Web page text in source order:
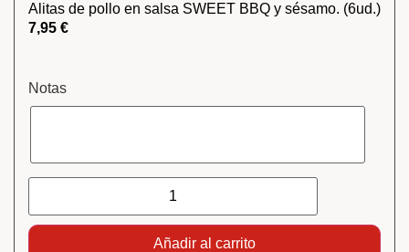
Alitas de pollo en salsa SWEET BBQ y sésamo. (6ud.)
7,95 €
Notas
Añadir al carrito